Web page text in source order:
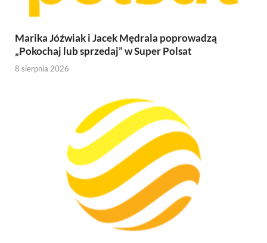
Marika Jóźwiak i Jacek Mędrala poprowadzą
„Pokochaj lub sprzedaj” w Super Polsat
8 sierpnia 2026